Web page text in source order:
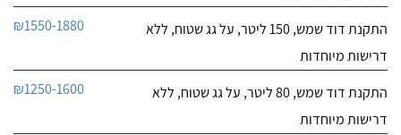
התקנת דוד שמש, 150 ליטר, על גג שטוח, ללא
דרישות מיוחדות
₪1550-1880
התקנת דוד שמש, 80 ליטר, על גג שטוח, ללא
דרישות מיוחדות
₪1250-1600